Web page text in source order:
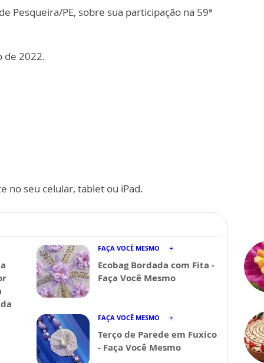
Pesqueira/PE, sobre sua participação na 59ª
de 2022.
no seu celular, tablet ou iPad.
FAÇA VOCÊ MESMO
Ecobag Bordada com Fita -
Faça Você Mesmo
FAÇA VOCÊ MESMO
Terço de Parede em Fuxico
- Faça Você Mesmo